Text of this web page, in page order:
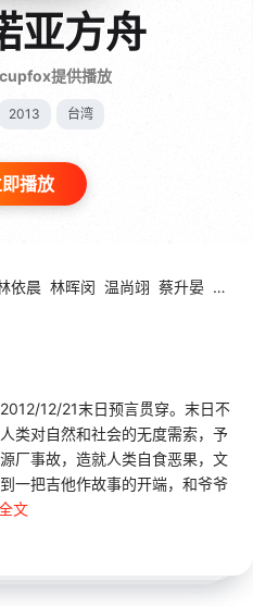
亚方舟
提供播放
2013 台湾
播放
依晨 林晖闵 温尚翊 蔡升晏 石锦
12/21末日预言贯穿。末日不
类对自然和社会的无度需索，予
厂事故，造就人类自食恶果，文
把吉他作故事的开端，和爷爷
文